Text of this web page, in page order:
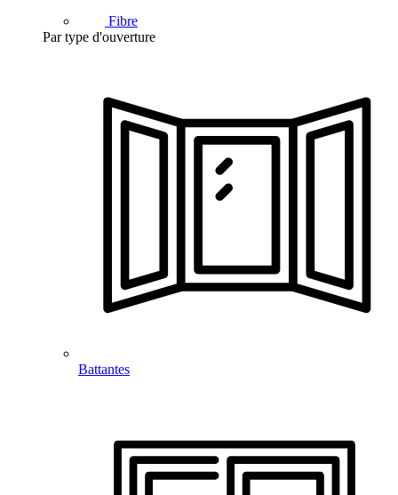
Fibre
Par type d'ouverture
Battantes